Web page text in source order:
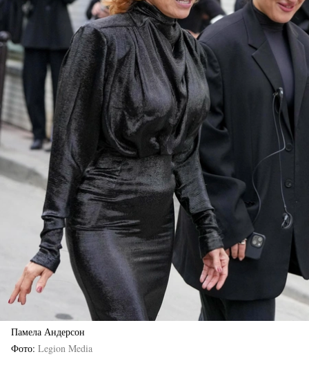
Памела Андерсон
Фото Legion Media